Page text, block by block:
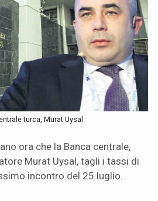
turca, Murat Uysal
ora che la Banca centrale,
Murat Uysal, tagli i tassi di
incontro del 25 luglio.